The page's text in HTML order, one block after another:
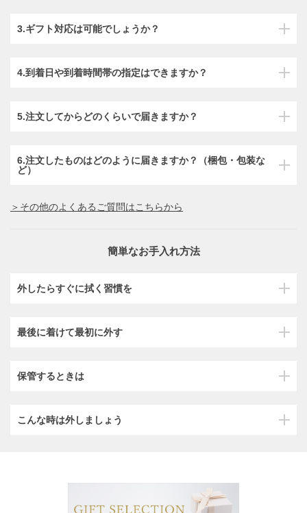
3.ギフト対応は可能でしょうか？
4.到着日や到着時間帯の指定はできますか？
5.注文してからどのくらいで届きますか？
6.注文したものはどのように届きますか？（梱包・包装な
ど）
＞その他のよくあるご質問はこちらから
簡単なお手入れ方法
外したらすぐに拭く習慣を
最後に着けて最初に外す
保管するときは
こんな時は外しましょう